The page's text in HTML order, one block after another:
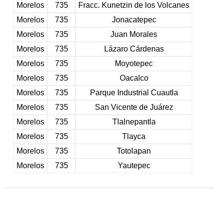
Morelos
735
Fracc. Kunetzin de los Volcanes
Morelos
735
Jonacatepec
Morelos
735
Juan Morales
Morelos
735
Lázaro Cárdenas
Morelos
735
Moyotepec
Morelos
735
Oacalco
Morelos
735
Parque Industrial Cuautla
Morelos
735
San Vicente de Juárez
Morelos
735
Tlalnepantla
Morelos
735
Tlayca
Morelos
735
Totolapan
Morelos
735 Yautepec